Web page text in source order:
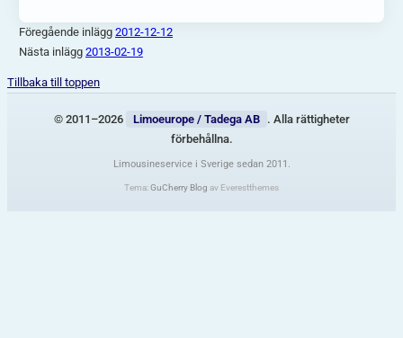
Föregående inlägg 2012-12-12
Nästa inlägg 2013-02-19
Tillbaka till toppen
© 2011–2026 Limoeurope / Tadega AB
. Alla rättigheter
förbehållna.
Limousineservice i Sverige sedan 2011.
Tema:GuCherry Blog av Everestthemes